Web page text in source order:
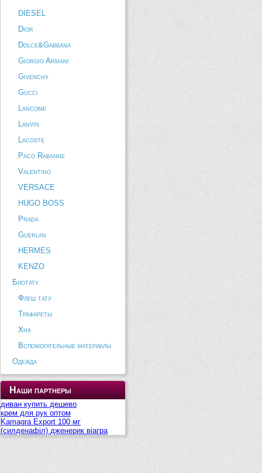
DIESEL
Dior
Dolce&Gabbana
Giorgio Armani
Givenchy
Gucci
Lancome
Lanvin
Lacoste
Paco Rabanne
Valentino
VERSACE
HUGO BOSS
Prada
Guerlan
HERMES
KENZO
Биотату
Флеш тату
Трафареты
Хна
Вспомогательные материалы
Одежда
Наши партнеры
диван купить дешево
крем для рук оптом
Kamagra Export 100 мг
(силденафіл) дженерик віагра